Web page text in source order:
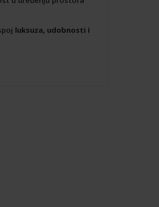
luksuza, udobnosti i